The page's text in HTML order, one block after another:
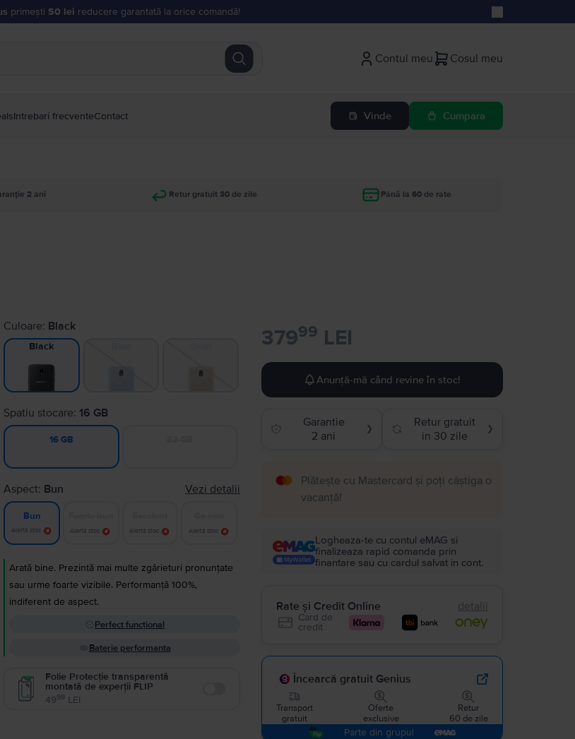
primești 50 lei reducere garantată la orice comandă!
Contul meu Cosul meu
Intrebari frecventeContact Vinde Cumpara
2 ani Retur gratuit 30 de zile Până la 60 de rate
Culoare: Black
Black
Spatiu stocare: 16 GB
16 GB
Aspect: Bun Vezi detalii
Bun
Alertă stoc Alertă stoc Alertă stoc Alertă stoc
Arată bine. Prezintă mai multe zgârieturi pronunțate
sau urme foarte vizibile. Performanță 100%,
indiferent de aspect.
Perfect funcțional
Baterie performanta
Folie Protecție transparentă
montată de experții FLIP
4999 LEI
37999 LEI
Anunță-mă când revine în stoc!
Garantie
2 ani
❯
Retur gratuit
in 30 zile
❯
Plătește cu Mastercard și poți câștiga o
vacanță!
Logheaza-te cu contul eMAG si
finalizeaza rapid comanda prin
finantare sau cu cardul salvat in cont.
Rate și Credit Online detalii
Card de
credit
Încearcă gratuit Genius
Transport
gratuit
Oferte
exclusive
Retur
60 de zile
Parte din grupul